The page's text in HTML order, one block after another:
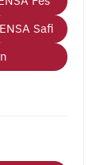
ENSA Safi